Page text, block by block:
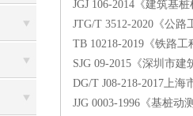
JGJ 106-2014《建筑基
JTG/T 3512-2020《公
TB 10218-2019《铁路
SJG 09-2015《深圳市
DG/T J08-218-2017上
JJG 0003-1996《基桩